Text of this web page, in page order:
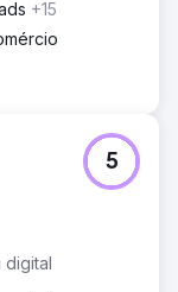
a
Eles
conteúdo
Klaviyo) e
e
para
+15
digital
5